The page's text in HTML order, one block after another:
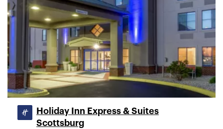
Holiday Inn Express & Suites
Scottsburg